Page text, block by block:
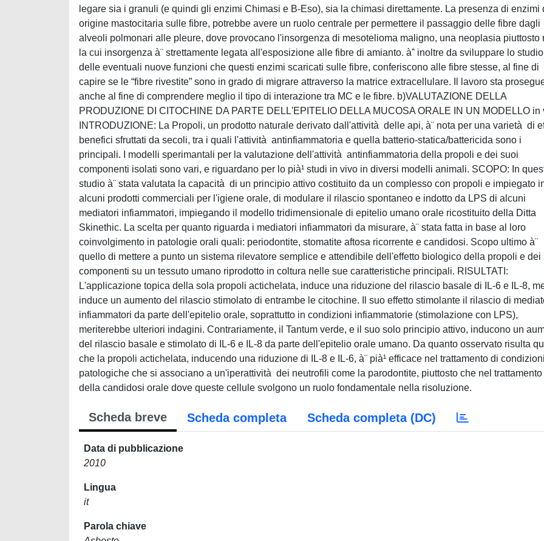
legare sia i granuli (e quindi gli enzimi Chimasi e B-Eso), sia la chimasi direttamente. La presenza di enzimi
origine mastocitaria sulle fibre, potrebbe avere un ruolo centrale per permettere il passaggio delle fibre dagli
alveoli polmonari alle pleure, dove provocano l'insorgenza di mesotelioma maligno, una neoplasia piuttosto
la cui insorgenza à¨ strettamente legata all'esposizione alle fibre di amianto. àˆ inoltre da sviluppare lo studio
delle eventuali nuove funzioni che questi enzimi scaricati sulle fibre, conferiscono alle fibre stesse, al fine di
capire se le “fibre rivestite” sono in grado di migrare attraverso la matrice extracellulare. Il lavoro sta
anche al fine di comprendere meglio il tipo di interazione tra MC e le fibre. b)VALUTAZIONE DELLA
PRODUZIONE DI CITOCHINE DA PARTE DELL'EPITELIO DELLA MUCOSA ORALE IN UN MODELLO in
INTRODUZIONE: La Propoli, un prodotto naturale derivato dall'attività delle api, à¨ nota per una varietà di
benefici sfruttati da secoli, tra i quali l'attività antinfiammatoria e quella batterio-statica/battericida sono i
principali. I modelli sperimantali per la valutazione dell'attività antinfiammatoria della propoli e dei suoi
componenti isolati sono vari, e riguardano per lo pià¹ studi in vivo in diversi modelli animali. SCOPO: In
studio à¨ stata valutata la capacità di un principio attivo costituito da un complesso con propoli e impiegato
alcuni prodotti commerciali per l'igiene orale, di modulare il rilascio spontaneo e indotto da LPS di alcuni
mediatori infiammatori, impiegando il modello tridimensionale di epitelio umano orale ricostituito della Ditta
Skinethic. La scelta per quanto riguarda i mediatori infiammatori da misurare, à¨ stata fatta in base al loro
coinvolgimento in patologie orali quali: periodontite, stomatite aftosa ricorrente e candidosi. Scopo ultimo à¨
quello di mettere a punto un sistema rilevatore semplice e attendibile dell'effetto biologico della propoli e dei
componenti su un tessuto umano riprodotto in coltura nelle sue caratteristiche principali. RISULTATI:
L'applicazione topica della sola propoli actichelata, induce una riduzione del rilascio basale di IL-6 e IL-8,
induce un aumento del rilascio stimolato di entrambe le citochine. Il suo effetto stimolante il rilascio di
infiammatori da parte dell'epitelio orale, soprattutto in condizioni infiammatorie (stimolazione con LPS),
meriterebbe ulteriori indagini. Contrariamente, il Tantum verde, e il suo solo principio attivo, inducono un
del rilascio basale e stimolato di IL-6 e IL-8 da parte dell'epitelio orale umano. Da quanto osservato risulta
che la propoli actichelata, inducendo una riduzione di IL-8 e IL-6, à¨ pià¹ efficace nel trattamento di condizioni
patologiche che si associano a un'iperattività dei neutrofili come la parodontite, piuttosto che nel trattamento
della candidosi orale dove queste cellule svolgono un ruolo fondamentale nella risoluzione.
Scheda breve Scheda completa Scheda completa (DC)
Data di pubblicazione
2010
Lingua
it
Parola chiave